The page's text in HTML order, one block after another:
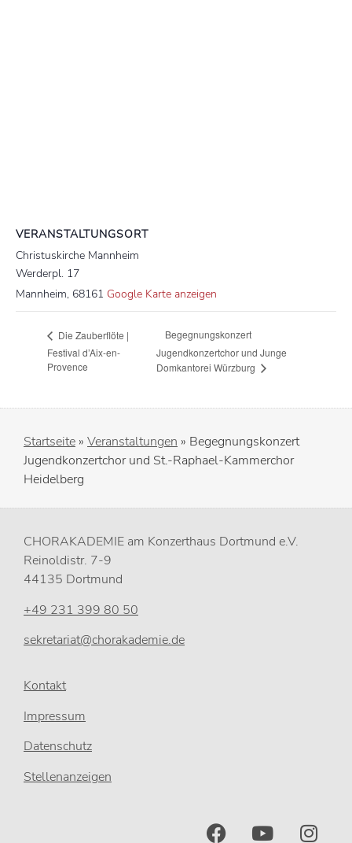
VERANSTALTUNGSORT
Christuskirche Mannheim
Werderpl. 17
Mannheim, 68161 Google Karte anzeigen
Die Zauberflöte |
Festival d’Aix-en-
Provence
Begegnungskonzert
Jugendkonzertchor und Junge
Domkantorei Würzburg
Startseite » Veranstaltungen » Begegnungskonzert
Jugendkonzertchor und St.-Raphael-Kammerchor
Heidelberg
CHORAKADEMIE am Konzerthaus Dortmund e.V.
Reinoldistr. 7-9
44135 Dortmund
+49 231 399 80 50
sekretariat@chorakademie.de
Kontakt
Impressum
Datenschutz
Stellenanzeigen